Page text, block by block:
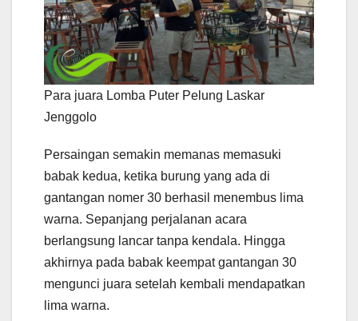
Para juara Lomba Puter Pelung Laskar
Jenggolo
Persaingan semakin memanas memasuki
babak kedua, ketika burung yang ada di
gantangan nomer 30 berhasil menembus lima
warna. Sepanjang perjalanan acara
berlangsung lancar tanpa kendala. Hingga
akhirnya pada babak keempat gantangan 30
mengunci juara setelah kembali mendapatkan
lima warna.